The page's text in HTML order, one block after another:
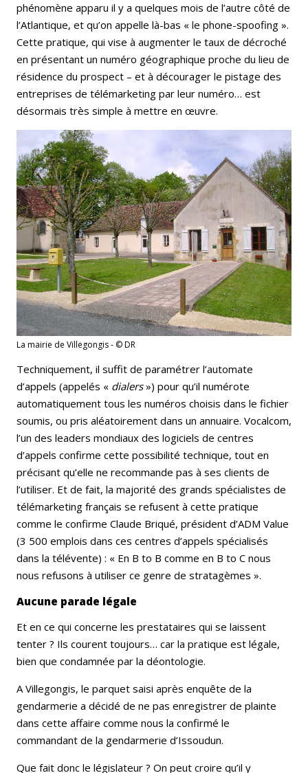
phénomène apparu il y a quelques mois de l’autre côté de
l’Atlantique, et qu’on appelle là-bas « le phone-spoofing ».
Cette pratique, qui vise à augmenter le taux de décroché
en présentant un numéro géographique proche du lieu de
résidence du prospect – et à décourager le pistage des
entreprises de télémarketing par leur numéro… est
désormais très simple à mettre en œuvre.
La mairie de Villegongis - © DR
Techniquement, il suffit de paramétrer l’automate
d’appels (appelés « dialers») pour qu’il numérote
automatiquement tous les numéros choisis dans le fichier
soumis, ou pris aléatoirement dans un annuaire. Vocalcom,
l’un des leaders mondiaux des logiciels de centres
d’appels confirme cette possibilité technique, tout en
précisant qu’elle ne recommande pas à ses clients de
l’utiliser. Et de fait, la majorité des grands spécialistes de
télémarketing français se refusent à cette pratique
comme le confirme Claude Briqué, président d’ADM Value
(3 500 emplois dans ces centres d’appels spécialisés
dans la télévente) : « En B to B comme en B to C nous
nous refusons à utiliser ce genre de stratagèmes ».
Aucune parade légale
Et en ce qui concerne les prestataires qui se laissent
tenter ? Ils courent toujours… car la pratique est légale,
bien que condamnée par la déontologie.
A Villegongis, le parquet saisi après enquête de la
gendarmerie a décidé de ne pas enregistrer de plainte
dans cette affaire comme nous la confirmé le
commandant de la gendarmerie d’Issoudun.
Que fait donc le législateur ? On peut croire qu’il y